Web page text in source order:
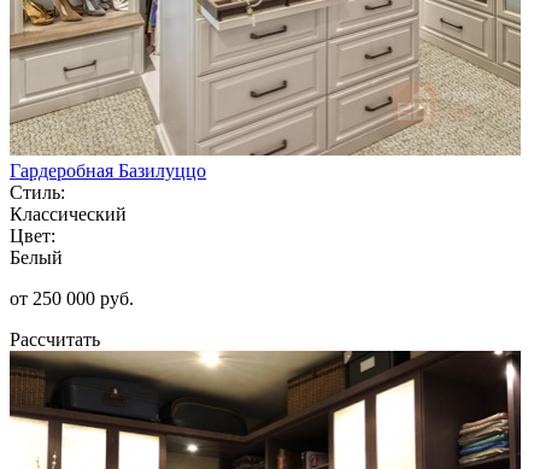
Гардеробная Базилуццо
Стиль:
Классический
Цвет:
Белый
от 250 000 руб.
Рассчитать